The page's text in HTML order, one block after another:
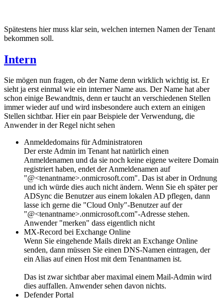
Spätestens hier muss klar sein, welchen internen Namen der Tenant
bekommen soll.
Intern
Sie mögen nun fragen, ob der Name denn wirklich wichtig ist. Er
sieht ja erst einmal wie ein interner Name aus. Der Name hat aber
schon einige Bewandtnis, denn er taucht an verschiedenen Stellen
immer wieder auf und wird insbesondere auch extern an einigen
Stellen sichtbar. Hier ein paar Beispiele der Verwendung, die
Anwender in der Regel nicht sehen
Anmeldedomains für Administratoren
Der erste Admin im Tenant hat natürlich einen
Anmeldenamen und da sie noch keine eigene weitere Domain
registriert haben, endet der Anmeldenamen auf
"@<tenantname>.onmicrosoft.com". Das ist aber in Ordnung
und ich würde dies auch nicht ändern. Wenn Sie eh später per
ADSync die Benutzer aus einem lokalen AD pflegen, dann
lasse ich gerne die "Cloud Only"-Benutzer auf der
"@<tenantname>.onmicrosoft.com"-Adresse stehen.
Anwender "merken" dass eigentlich nicht
MX-Record bei Exchange Online
Wenn Sie eingehende Mails direkt an Exchange Online
senden, dann müssen Sie einen DNS-Namen eintragen, der
ein Alias auf einen Host mit dem Tenantnamen ist.
Das ist zwar sichtbar aber maximal einem Mail-Admin wird
dies auffallen. Anwender sehen davon nichts.
Defender Portal